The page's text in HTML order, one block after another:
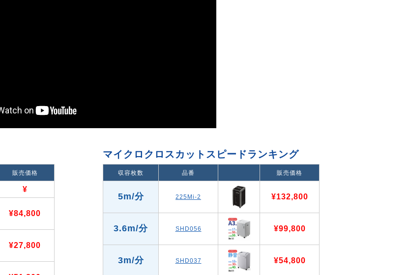
販売価格
¥
¥84,800
¥27,800
マイクロクロスカットスピードランキング
収容枚数 品番 販売価格
5m/分 225Mi-2 ¥132,800
3.6m/分 SHD056 ¥99,800
3m/分 SHD037 ¥54,800